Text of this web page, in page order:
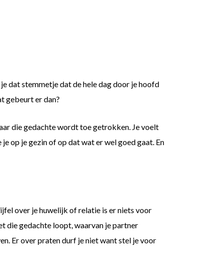
dat stemmetje dat de hele dag door je hoofd
gebeurt er dan?
die gedachte wordt toe getrokken. Je voelt
op je gezin of op dat wat er wel goed gaat. En
over je huwelijk of relatie is er niets voor
die gedachte loopt, waarvan je partner
Er over praten durf je niet want stel je voor